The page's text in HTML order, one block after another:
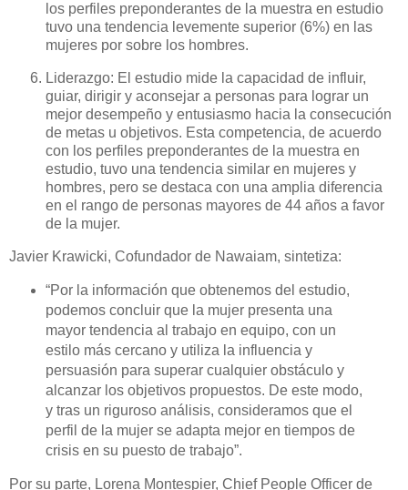
los perfiles preponderantes de la muestra en estudio
tuvo una tendencia levemente superior (6%) en las
mujeres por sobre los hombres.
Liderazgo: El estudio mide la capacidad de influir,
guiar, dirigir y aconsejar a personas para lograr un
mejor desempeño y entusiasmo hacia la consecución
de metas u objetivos. Esta competencia, de acuerdo
con los perfiles preponderantes de la muestra en
estudio, tuvo una tendencia similar en mujeres y
hombres, pero se destaca con una amplia diferencia
en el rango de personas mayores de 44 años a favor
de la mujer.
Javier Krawicki, Cofundador de Nawaiam, sintetiza:
“Por la información que obtenemos del estudio,
podemos concluir que la mujer presenta una
mayor tendencia al trabajo en equipo, con un
estilo más cercano y utiliza la influencia y
persuasión para superar cualquier obstáculo y
alcanzar los objetivos propuestos. De este modo,
y tras un riguroso análisis, consideramos que el
perfil de la mujer se adapta mejor en tiempos de
crisis en su puesto de trabajo”.
Por su parte, Lorena Montespier, Chief People Officer de